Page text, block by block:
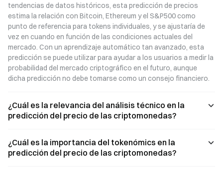
tendencias de datos históricos, esta predicción de precios
estima la relación con Bitcoin, Ethereum y el S&P500 como
punto de referencia para tokens individuales, y se ajustaría de
vez en cuando en función de las condiciones actuales del
mercado. Con un aprendizaje automático tan avanzado, esta
predicción se puede utilizar para ayudar a los usuarios a medir la
probabilidad del mercado criptográfico en el futuro, aunque
dicha predicción no debe tomarse como un consejo financiero.
¿Cuál es la relevancia del análisis técnico en la
predicción del precio de las criptomonedas?
¿Cuál es la importancia del tokenómics en la
predicción del precio de las criptomonedas?